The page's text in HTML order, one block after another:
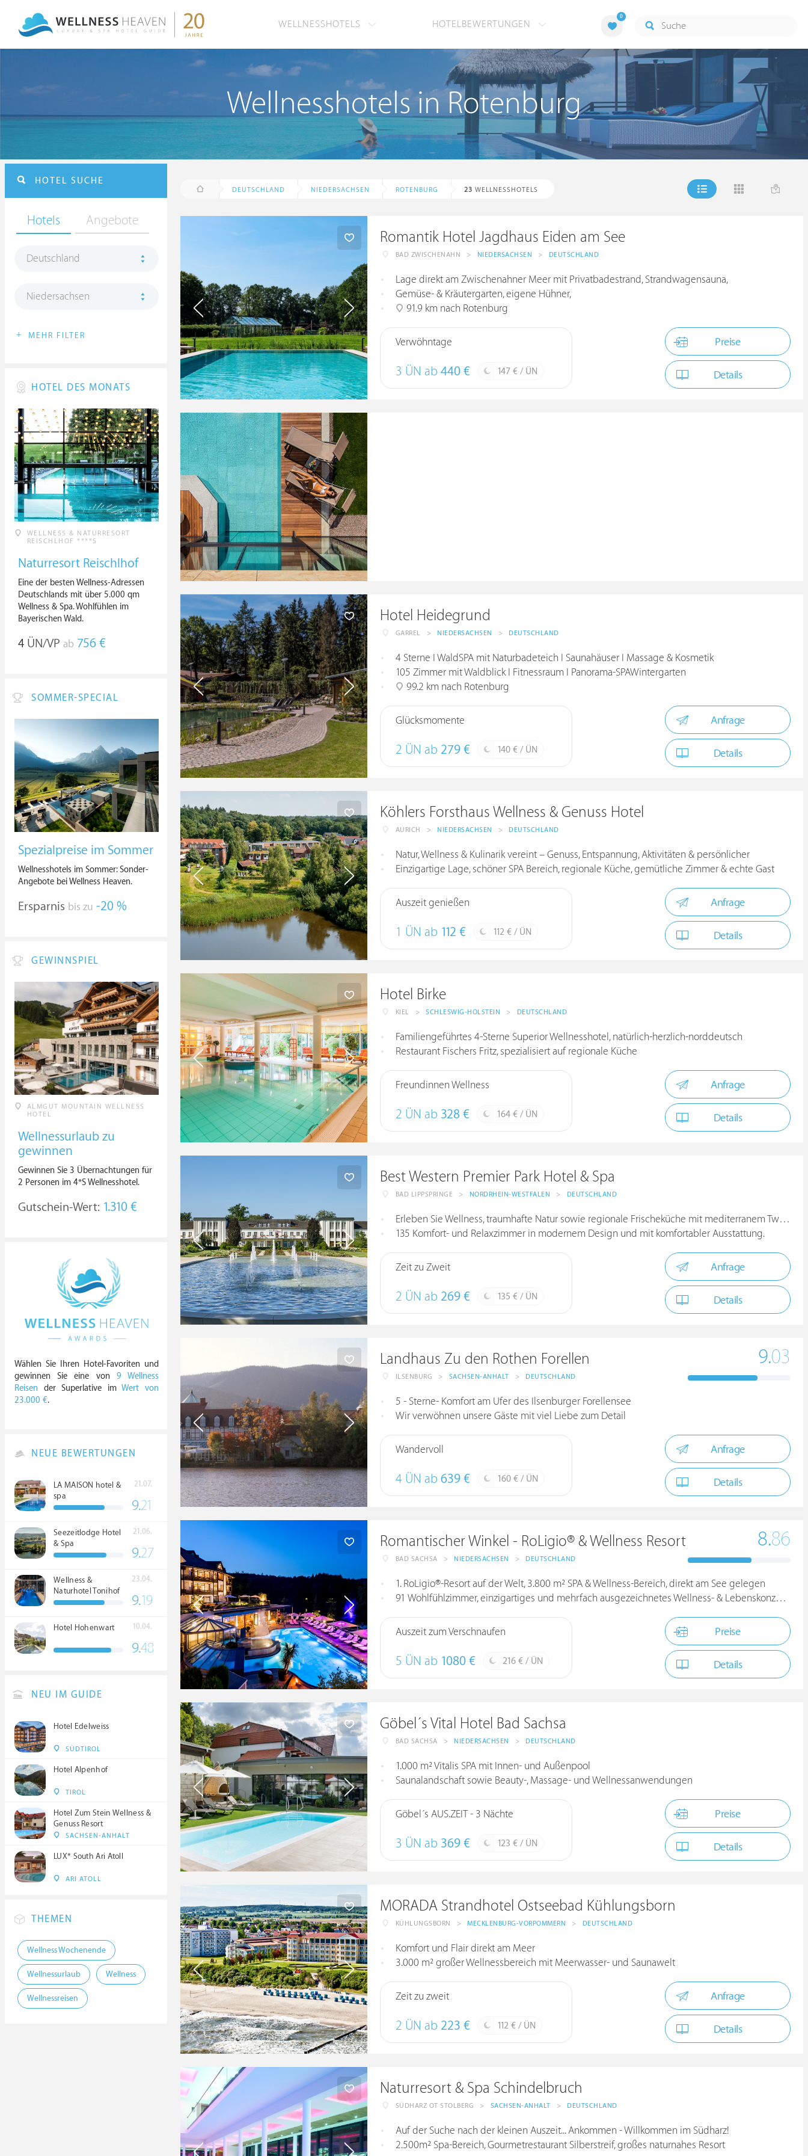
WELLNESSHOTELS HOTELBEWERTUNGEN
0
Wellnesshotels in Rotenburg
DEUTSCHLAND NIEDERSACHSEN ROTENBURG 23 WELLNESSHOTELS
Romantik Hotel Jagdhaus Eiden am See
BAD ZWISCHENAHN > NIEDERSACHSEN > DEUTSCHLAND
Lage direkt am Zwischenahner Meer mit Privatbadestrand, Strandwagensauna,
Gemüse- & Kräutergarten, eigene Hühner,
91.9 km nach Rotenburg
Verwöhntage
3 ÜN ab 440 € 147 € / ÜN
Preise
Details
Hotel Heidegrund
GARREL > NIEDERSACHSEN > DEUTSCHLAND
4 Sterne I WaldSPA mit Naturbadeteich I Saunahäuser I Massage & Kosmetik
105 Zimmer mit Waldblick I Fitnessraum I Panorama-SPAWintergarten
99.2 km nach Rotenburg
Glücksmomente
2 ÜN ab 279 € 140 € / ÜN
Anfrage
Details
Köhlers Forsthaus Wellness & Genuss Hotel
AURICH > NIEDERSACHSEN > DEUTSCHLAND
Natur, Wellness & Kulinarik vereint – Genuss, Entspannung, Aktivitäten & persönlicher
Einzigartige Lage, schöner SPA Bereich, regionale Küche, gemütliche Zimmer & echte Gast
Auszeit genießen
1 ÜN ab 112 € 112 € / ÜN
Anfrage
Details
Hotel Birke
KIEL > SCHLESWIG-HOLSTEIN > DEUTSCHLAND
Familiengeführtes 4-Sterne Superior Wellnesshotel, natürlich-herzlich-norddeutsch
Restaurant Fischers Fritz, spezialisiert auf regionale Küche
Freundinnen Wellness
2 ÜN ab 328 € 164 € / ÜN
Anfrage
Details
Best Western Premier Park Hotel & Spa
BAD LIPPSPRINGE > NORDRHEIN-WESTFALEN > DEUTSCHLAND
Erleben Sie Wellness, traumhafte Natur sowie regionale Frischeküche mit mediterranem Twist!
135 Komfort- und Relaxzimmer in modernem Design und mit komfortabler Ausstattung.
Zeit zu Zweit
2 ÜN ab 269 € 135 € / ÜN
Anfrage
Details
Landhaus Zu den Rothen Forellen
ILSENBURG > SACHSEN-ANHALT > DEUTSCHLAND
9.03
5 - Sterne- Komfort am Ufer des Ilsenburger Forellensee
Wir verwöhnen unsere Gäste mit viel Liebe zum Detail
Wandervoll
4 ÜN ab 639 € 160 € / ÜN
Anfrage
Details
Romantischer Winkel - RoLigio® & Wellness Resort
BAD SACHSA > NIEDERSACHSEN > DEUTSCHLAND
8.86
1. RoLigio®-Resort auf der Welt, 3.800 m² SPA & Wellness-Bereich, direkt am See gelegen
91 Wohlfühlzimmer, einzigartiges und mehrfach ausgezeichnetes Wellness- & Lebenskonzept RoLigio®
Auszeit zum Verschnaufen
5 ÜN ab 1080 € 216 € / ÜN
Preise
Details
Göbel´s Vital Hotel Bad Sachsa
BAD SACHSA > NIEDERSACHSEN > DEUTSCHLAND
1.000 m² Vitalis SPA mit Innen- und Außenpool
Saunalandschaft sowie Beauty-, Massage- und Wellnessanwendungen
Göbel´s AUS.ZEIT - 3 Nächte
3 ÜN ab 369 € 123 € / ÜN
Preise
Details
MORADA Strandhotel Ostseebad Kühlungsborn
KÜHLUNGSBORN > MECKLENBURG-VORPOMMERN > DEUTSCHLAND
Komfort und Flair direkt am Meer
3.000 m² großer Wellnessbereich mit Meerwasser- und Saunawelt
Zeit zu zweit
2 ÜN ab 223 € 112 € / ÜN
Anfrage
Details
Naturresort & Spa Schindelbruch
SÜDHARZ OT STOLBERG > SACHSEN-ANHALT > DEUTSCHLAND
Auf der Suche nach der kleinen Auszeit... Ankommen - Willkommen im Südharz!
2.500m² Spa-Bereich, Gourmetrestaurant Silberstreif, großes naturnahes Resort
HOTEL SUCHE
Hotels Angebote
Deutschland
Niedersachsen
+ MEHR FILTER
HOTEL DES MONATS
WELLNESS & NATURRESORT
REISCHLHOF ****S
Naturresort Reischlhof
Eine der besten Wellness-Adressen
Deutschlands mit über 5.000 qm
Wellness & Spa. Wohlfühlen im
Bayerischen Wald.
4 ÜN/VP ab 756 €
SOMMER-SPECIAL
Spezialpreise im Sommer
Wellnesshotels im Sommer: Sonder-
Angebote bei Wellness Heaven.
Ersparnis bis zu -20 %
GEWINNSPIEL
ALMGUT MOUNTAIN WELLNESS
HOTEL
Wellnessurlaub zu
gewinnen
Gewinnen Sie 3 Übernachtungen für
2 Personen im 4*S Wellnesshotel.
Gutschein-Wert: 1.310 €
Wählen Sie Ihren Hotel-Favoriten und
gewinnen Sie eine von 9 Wellness
Reisen der Superlative imWert von
23.000 €.
NEUE BEWERTUNGEN
LA MAISON hotel &
spa
21.07.
9.21
Seezeitlodge Hotel
& Spa
21.06.
9.27
Wellness &
Naturhotel Tonihof
****S
23.04.
9.19
Hotel Hohenwart 10.04.
9.48
NEU IM GUIDE
Hotel Edelweiss
SÜDTIROL
Hotel Alpenhof
TIROL
Hotel Zum Stein Wellness &
Genuss Resort
SACHSEN-ANHALT
LUX* South Ari Atoll
ARI ATOLL
THEMEN
Wellness Wochenende
Wellnessurlaub Wellness
Wellnessreisen